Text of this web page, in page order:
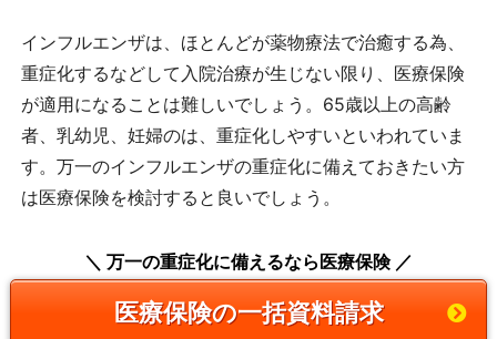
インフルエンザは、ほとんどが薬物療法で治癒する為、
重症化するなどして入院治療が生じない限り、医療保険
が適用になることは難しいでしょう。65歳以上の高齢
者、乳幼児、妊婦のは、重症化しやすいといわれていま
す。万一のインフルエンザの重症化に備えておきたい方
は医療保険を検討すると良いでしょう。
＼ 万一の重症化に備えるなら医療保険 ／
医療保険の一括資料請求